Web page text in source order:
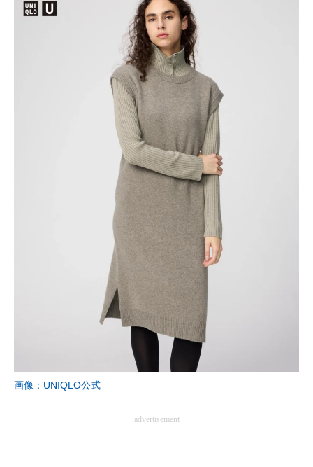
スマホと通信の最新トレンド
進化するPCとデバイスの未来
好きが集まる 比べて選べる
ビジネスと働き方のヒント
AI活用のいまが分かる
企業ITのトレンドを詳説
経営リーダーのコミュニティ
マーケ×ITの今がよく分かる
ITエンジニア向け専門サイト
企業向けIT製品の総合サイト
IT製品の技術・比較・事例
モノづくり技術者専門サイト
画像：UNIQLO公式
advertisement